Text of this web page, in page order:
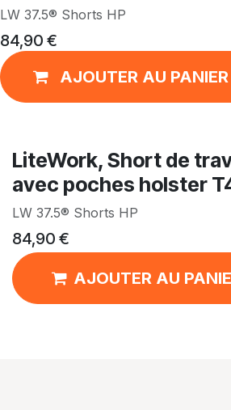
LW 37.5® Shorts HP
84,90 €
AJOUTER AU PANIER
LiteWork, Short de
avec poches holster
LW 37.5® Shorts HP
84,90 €
AJOUTER AU